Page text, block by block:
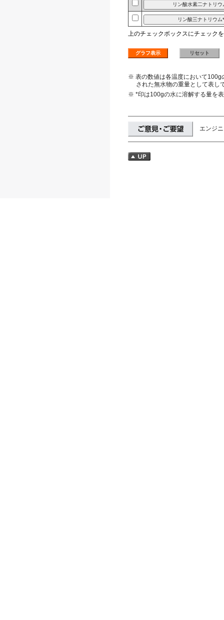
上のチェックボックスにチェック
※ 表の数値は各温度において100g
された無水物の重量として表し
※ *印は100gの水に溶解する量を
エンジ